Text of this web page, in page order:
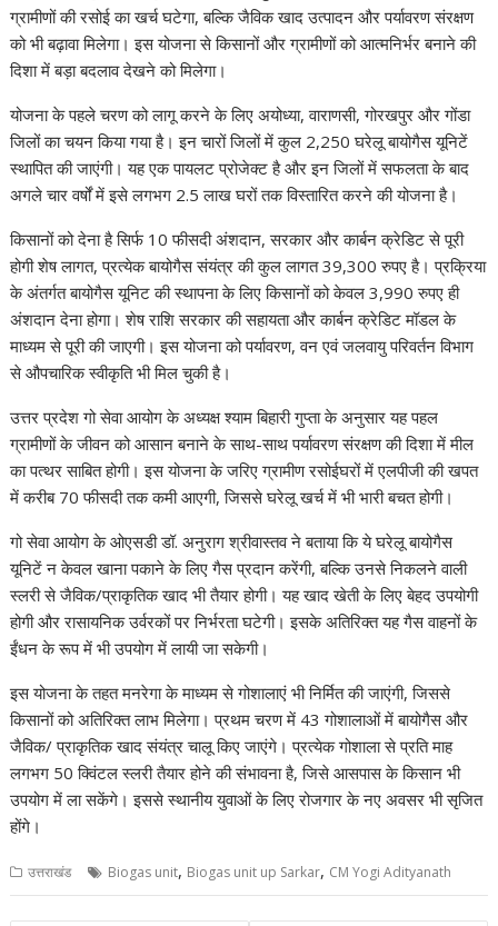
A
p
p
o
o
a
m
dI
n
st t c
h
at
Li
n
ग्रामीणों की रसोई का खर्च घटेगा, बल्कि जैविक खाद उत्पादन और पर्यावरण संरक्षण
को भी बढ़ावा मिलेगा। इस योजना से किसानों और ग्रामीणों को आत्मनिर्भर बनाने की
दिशा में बड़ा बदलाव देखने को मिलेगा।
योजना के पहले चरण को लागू करने के लिए अयोध्या, वाराणसी, गोरखपुर और गोंडा
जिलों का चयन किया गया है। इन चारों जिलों में कुल 2,250 घरेलू बायोगैस यूनिटें
स्थापित की जाएंगी। यह एक पायलट प्रोजेक्ट है और इन जिलों में सफलता के बाद
अगले चार वर्षों में इसे लगभग 2.5 लाख घरों तक विस्तारित करने की योजना है।
किसानों को देना है सिर्फ 10 फीसदी अंशदान, सरकार और कार्बन क्रेडिट से पूरी
होगी शेष लागत, प्रत्येक बायोगैस संयंत्र की कुल लागत 39,300 रुपए है। प्रक्रिया
के अंतर्गत बायोगैस यूनिट की स्थापना के लिए किसानों को केवल 3,990 रुपए ही
अंशदान देना होगा। शेष राशि सरकार की सहायता और कार्बन क्रेडिट मॉडल के
माध्यम से पूरी की जाएगी। इस योजना को पर्यावरण, वन एवं जलवायु परिवर्तन विभाग
से औपचारिक स्वीकृति भी मिल चुकी है।
उत्तर प्रदेश गो सेवा आयोग के अध्यक्ष श्याम बिहारी गुप्ता के अनुसार यह पहल
ग्रामीणों के जीवन को आसान बनाने के साथ-साथ पर्यावरण संरक्षण की दिशा में मील
का पत्थर साबित होगी। इस योजना के जरिए ग्रामीण रसोईघरों में एलपीजी की खपत
में करीब 70 फीसदी तक कमी आएगी, जिससे घरेलू खर्च में भी भारी बचत होगी।
गो सेवा आयोग के ओएसडी डॉ. अनुराग श्रीवास्तव ने बताया कि ये घरेलू बायोगैस
यूनिटें न केवल खाना पकाने के लिए गैस प्रदान करेंगी, बल्कि उनसे निकलने वाली
स्लरी से जैविक/प्राकृतिक खाद भी तैयार होगी। यह खाद खेती के लिए बेहद उपयोगी
होगी और रासायनिक उर्वरकों पर निर्भरता घटेगी। इसके अतिरिक्त यह गैस वाहनों के
ईंधन के रूप में भी उपयोग में लायी जा सकेगी।
इस योजना के तहत मनरेगा के माध्यम से गोशालाएं भी निर्मित की जाएंगी, जिससे
किसानों को अतिरिक्त लाभ मिलेगा। प्रथम चरण में 43 गोशालाओं में बायोगैस और
जैविक/ प्राकृतिक खाद संयंत्र चालू किए जाएंगे। प्रत्येक गोशाला से प्रति माह
लगभग 50 क्विंटल स्लरी तैयार होने की संभावना है, जिसे आसपास के किसान भी
उपयोग में ला सकेंगे। इससे स्थानीय युवाओं के लिए रोजगार के नए अवसर भी सृजित
होंगे।
उत्तराखंड Biogas unit, Biogas unit up Sarkar, CM Yogi Adityanath